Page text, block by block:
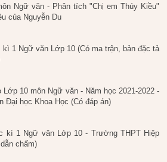
Ngữ văn - Phân tích "Chị em Thúy Kiều"
của Nguyễn Du
1 Ngữ văn Lớp 10 (Có ma trận, bản đặc tả
10 môn Ngữ văn - Năm học 2021-2022 -
Đại học Khoa Học (Có đáp án)
kì 1 Ngữ văn Lớp 10 - Trường THPT Hiệp
chấm)